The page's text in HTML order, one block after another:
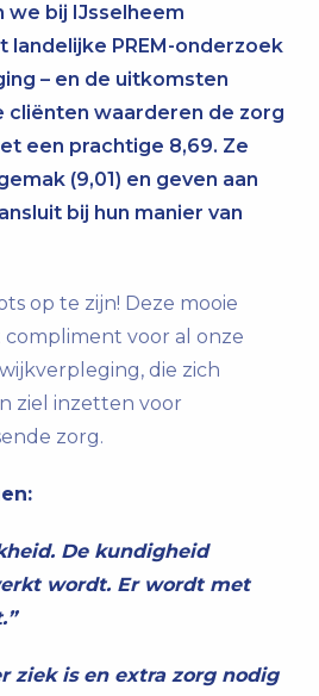
we bij IJsselheem
landelijke PREM-onderzoek
– en de uitkomsten
cliënten waarderen de zorg
een prachtige 8,69. Ze
(9,01) en geven aan
bij hun manier van
op te zijn! Deze mooie
voor al onze
die zich
ziel inzetten voor
zorg.
De kundigheid
wordt. Er wordt met
ziek is en extra zorg nodig